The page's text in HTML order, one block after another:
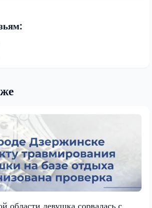
области девушка сорвалась с